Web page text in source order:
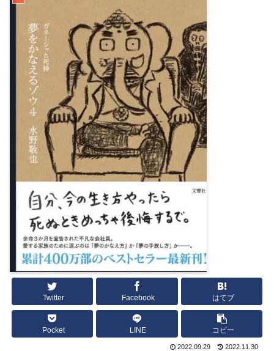
Twitter Facebook はてブ
Pocket LINE コピー
2022.09.29 2022.11.30